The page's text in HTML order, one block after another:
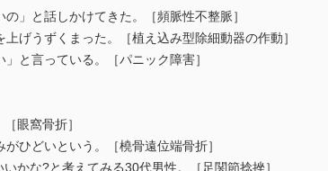
」と話しかけてきた。［頻脈性不整脈］
げうずくまった。［植え込み型除細動器の作動］
と言っている。［パニック障害］
眼窩骨折］
ひどいという。［橈骨遠位端骨折］
かな?と考えてみる30代男性。［足関節捻挫］